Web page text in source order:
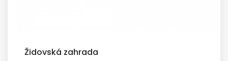
Židovská zahrada